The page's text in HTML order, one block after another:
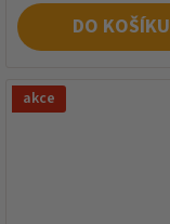
DO KOŠÍKU
akce